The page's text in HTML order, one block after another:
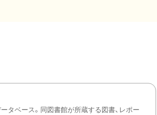
タベース。同図書館が所蔵する図書、レポー